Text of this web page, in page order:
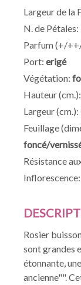
Largeur de la
N. de Pétales:
Parfum (+/
Port: erigé
Végétation:
Hauteur (cm.):
Largeur (cm.):
Feuillage
foncé/
Résistance
Inflorescence:
Rosier
sont grandes
étonnante,
ancienne"".